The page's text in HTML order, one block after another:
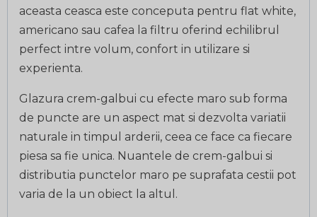
aceasta ceasca este conceputa pentru flat white,
americano sau cafea la filtru oferind echilibrul
perfect intre volum, confort in utilizare si
experienta.
Glazura crem-galbui cu efecte maro sub forma
de puncte are un aspect mat si dezvolta variatii
naturale in timpul arderii, ceea ce face ca fiecare
piesa sa fie unica. Nuantele de crem-galbui si
distributia punctelor maro pe suprafata cestii pot
varia de la un obiect la altul.